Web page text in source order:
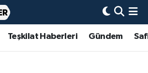
Teşkilat Haberleri Gündem
Okulları